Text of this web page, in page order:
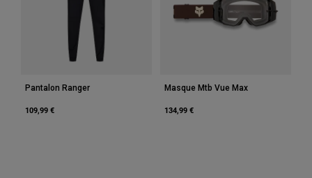
Tous les accessoires
Sacs et sacs à dos
Chapeaux et Casquettes
Voir tout
Pantalon Ranger
109,99 €
Masque Mtb Vue Max
134,99 €